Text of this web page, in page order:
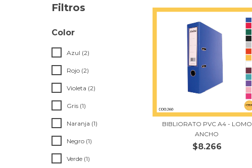
Filtros
Color
Azul (2)
Rojo (2)
Violeta (2)
Gris (1)
Naranja (1)
Negro (1)
Verde (1)
BIBLIORATO PVC A4 - LOMO
ANCHO
$8.266